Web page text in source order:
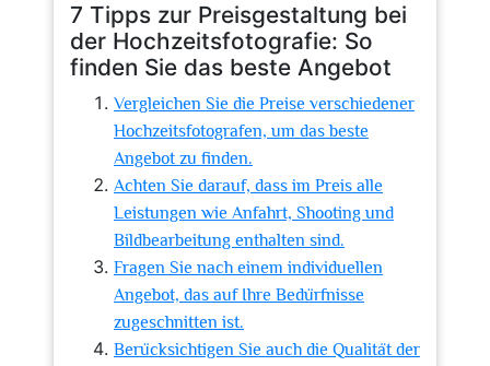
7 Tipps zur Preisgestaltung bei
der Hochzeitsfotografie: So
finden Sie das beste Angebot
Vergleichen Sie die Preise verschiedener
Hochzeitsfotografen, um das beste
Angebot zu finden.
Achten Sie darauf, dass im Preis alle
Leistungen wie Anfahrt, Shooting und
Bildbearbeitung enthalten sind.
Fragen Sie nach einem individuellen
Angebot, das auf Ihre Bedürfnisse
zugeschnitten ist.
Berücksichtigen Sie auch die Qualität der